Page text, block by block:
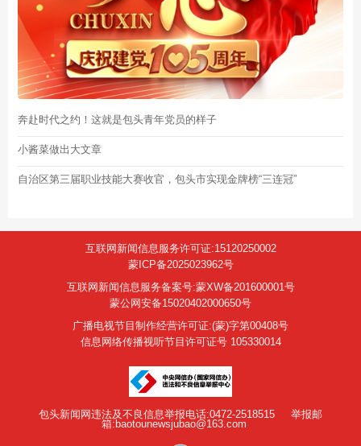
奔赴时代之约！这就是包头青年党员的样子
小酱菜做出大文章
自治区第三届职业技能大赛收官，包头市实现金牌榜“三连冠”
互联网新闻信息服务许可证:15120250002
蒙ICP备2025023962号
互联网新闻信息服务备案号:蒙XW备201600001号
蒙公网安备15020402000650号
广播电视节目制作经营许可证:(蒙)字第00408号
信息网络传播视听节目许可证号 105330014
包头新闻网违法及不良信息举报电话:0472-2518515
举报邮
箱:baotounewsjubao@163.com